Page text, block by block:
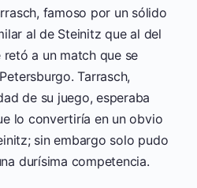
famoso por un sólido
al de Steinitz que al del
a un match que se
Tarrasch,
de su juego, esperaba
lo convertiría en un obvio
sin embargo solo pudo
durísima competencia.